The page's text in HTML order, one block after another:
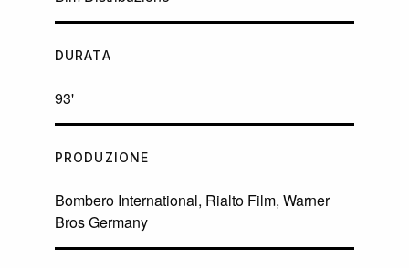
DURATA
93'
PRODUZIONE
Bombero International, Rialto Film, Warner
Bros Germany